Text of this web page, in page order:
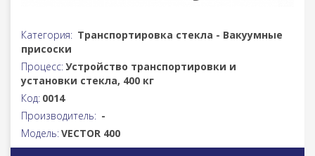
Категория: Транспортировка стекла - Вакуумные
присоски
Процесс:Устройство транспортировки и
установки стекла, 400 кг
Код: 0014
Производитель: -
Модель:VECTOR 400